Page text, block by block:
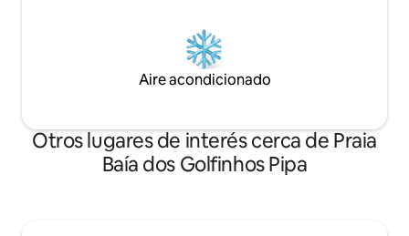
Aire acondicionado
Otros lugares de interés cerca de Praia
Baía dos Golfinhos Pipa